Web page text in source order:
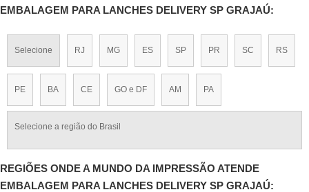
EMBALAGEM PARA LANCHES DELIVERY SP GRAJAÚ:
Selecione RJ MG ES SP PR SC RS
PE BA CE GO e DF AM PA
Selecione a região do Brasil
REGIÕES ONDE A MUNDO DA IMPRESSÃO ATENDE
EMBALAGEM PARA LANCHES DELIVERY SP GRAJAÚ: